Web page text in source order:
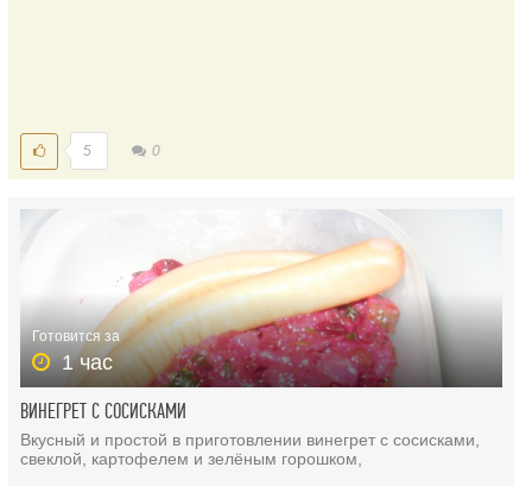
5 0
Готовится за
1 час
ВИНЕГРЕТ С СОСИСКАМИ
Вкусный и простой в приготовлении винегрет с сосисками,
свеклой, картофелем и зелёным горошком,